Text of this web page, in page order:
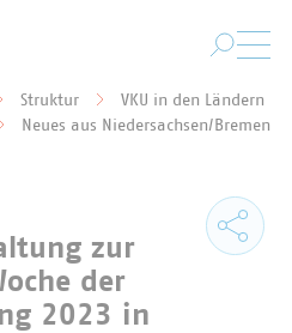
Struktur
VKU in den Ländern
Neues aus Niedersachsen/Bremen
zur
der
2023 in